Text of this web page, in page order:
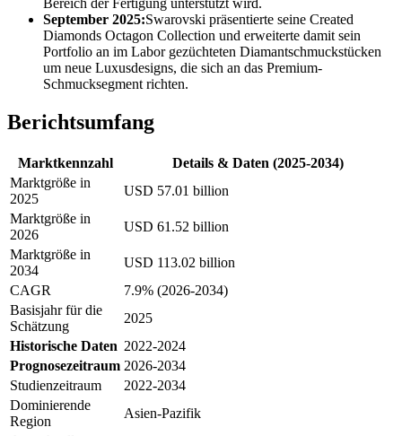
Bereich der Fertigung unterstützt wird.
September 2025:Swarovski präsentierte seine Created
Diamonds Octagon Collection und erweiterte damit sein
Portfolio an im Labor gezüchteten Diamantschmuckstücken
um neue Luxusdesigns, die sich an das Premium-
Schmucksegment richten.
Berichtsumfang
Marktkennzahl
Details & Daten (2025-2034)
Marktgröße in
2025
USD 57.01 billion
Marktgröße in
2026
USD 61.52 billion
Marktgröße in
2034
USD 113.02 billion
CAGR
7.9% (2026-2034)
Basisjahr für die
Schätzung
2025
Historische Daten 2022-2024
Prognosezeitraum 2026-2034
Studienzeitraum
2022-2034
Dominierende
Region
Asien-Pazifik